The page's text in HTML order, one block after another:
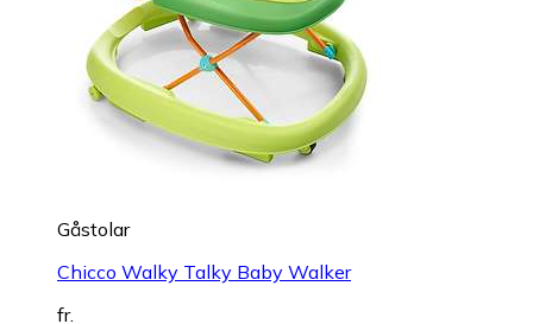
Gåstolar
Chicco Walky Talky Baby Walker
fr.